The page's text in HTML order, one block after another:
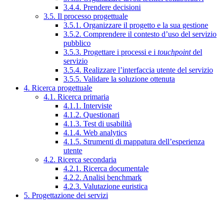
3.4.4. Prendere decisioni
3.5. Il processo progettuale
3.5.1. Organizzare il progetto e la sua gestione
3.5.2. Comprendere il contesto d’uso del servizio
pubblico
3.5.3. Progettare i processi e i touchpointdel
servizio
3.5.4. Realizzare l’interfaccia utente del servizio
3.5.5. Validare la soluzione ottenuta
4. Ricerca progettuale
4.1. Ricerca primaria
4.1.1. Interviste
4.1.2. Questionari
4.1.3. Test di usabilità
4.1.4. Web analytics
4.1.5. Strumenti di mappatura dell’esperienza
utente
4.2. Ricerca secondaria
4.2.1. Ricerca documentale
4.2.2. Analisi benchmark
4.2.3. Valutazione euristica
5. Progettazione dei servizi